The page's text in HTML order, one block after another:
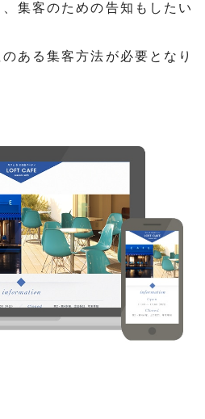
集客のための告知もしたい
ある集客方法が必要となり